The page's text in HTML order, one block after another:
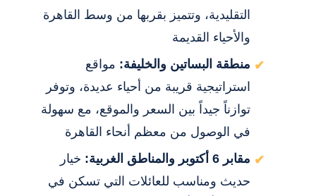
التقليدية، وتتميز بقربها من وسط القاهرة
والأحياء القديمة
منطقة البساتين والخليفة: مواقع
استراتيجية قريبة من أحياء عديدة، وتوفر
توازناً جيداً بين السعر والموقع، مع سهولة
في الوصول من معظم أنحاء القاهرة
مقابر 6 أكتوبر والمناطق الغربية:
خيار
حديث ومناسب للعائلات التي تسكن في